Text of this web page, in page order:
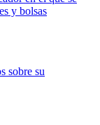
y bolsas
sobre su